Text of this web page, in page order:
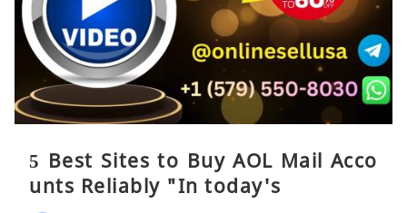
5 Best Sites to Buy AOL Mail Acco
unts Reliably "In today's